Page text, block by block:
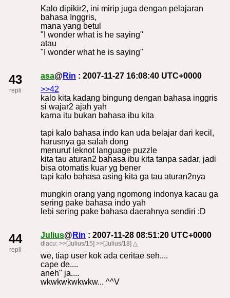
Kalo dipikir2, ini mirip juga dengan pelajaran
bahasa Inggris,
mana yang betul
"I wonder what is he saying"
atau
"I wonder what he is saying"
43
repli
asa@ Rin : 2007-11-27 16:08:40 UTC+0000
>>42
kalo kita kadang bingung dengan bahasa inggris
si wajar2 ajah yah
karna itu bukan bahasa ibu kita
tapi kalo bahasa indo kan uda belajar dari kecil,
harusnya ga salah dong
menurut leknot language puzzle
kita tau aturan2 bahasa ibu kita tanpa sadar, jadi
bisa otomatis kuar yg bener
tapi kalo bahasa asing kita ga tau aturan2nya
mungkin orang yang ngomong indonya kacau ga
sering pake bahasa indo yah
lebi sering pake bahasa daerahnya sendiri :D
44
repli
Julius@ Rin : 2007-11-28 08:51:20 UTC+0000
diacu:>>[Julius/15] >>[Julius/18] △
we, tiap user kok ada ceritae seh....
cape de....
aneh" ja....
wkwkwkwkwkw... ^^V